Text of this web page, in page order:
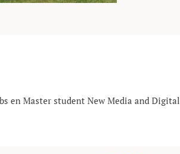
en Master student New Media and Digital